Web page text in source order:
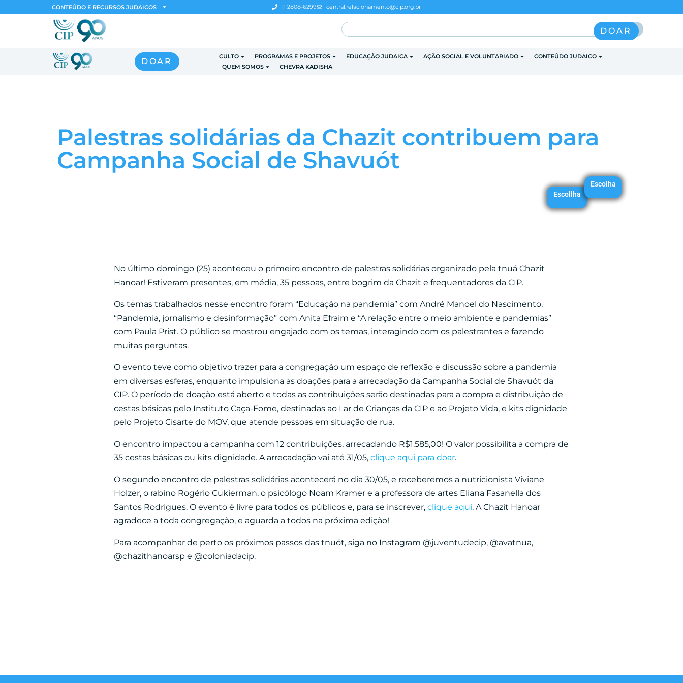
CONTEÚDO E RECURSOS JUDAICOS 11 2808-6299 central.relacionamento@cip.org.br
Pesquisar
DOAR
DOAR CULTO PROGRAMAS E PROJETOS EDUCAÇÃO JUDAICA AÇÃO SOCIAL E VOLUNTARIADO
CONTEÚDO JUDAICO
QUEM SOMOS
CHEVRA KADISHA
Palestras solidárias da Chazit contribuem para
Campanha Social de Shavuót
Escollha
Escolha
No último domingo (25) aconteceu o primeiro encontro de palestras solidárias organizado pela tnuá Chazit
Hanoar! Estiveram presentes, em média, 35 pessoas, entre bogrim da Chazit e frequentadores da CIP.
Os temas trabalhados nesse encontro foram “Educação na pandemia” com André Manoel do Nascimento,
“Pandemia, jornalismo e desinformação” com Anita Efraim e “A relação entre o meio ambiente e pandemias”
com Paula Prist. O público se mostrou engajado com os temas, interagindo com os palestrantes e fazendo
muitas perguntas.
O evento teve como objetivo trazer para a congregação um espaço de reflexão e discussão sobre a pandemia
em diversas esferas, enquanto impulsiona as doações para a arrecadação da Campanha Social de Shavuót da
CIP. O período de doação está aberto e todas as contribuições serão destinadas para a compra e distribuição de
cestas básicas pelo Instituto Caça-Fome, destinadas ao Lar de Crianças da CIP e ao Projeto Vida, e kits dignidade
pelo Projeto Cisarte do MOV, que atende pessoas em situação de rua.
O encontro impactou a campanha com 12 contribuições, arrecadando R$1.585,00! O valor possibilita a compra de
35 cestas básicas ou kits dignidade. A arrecadação vai até 31/05, clique aqui para doar.
O segundo encontro de palestras solidárias acontecerá no dia 30/05, e receberemos a nutricionista Viviane
Holzer, o rabino Rogério Cukierman, o psicólogo Noam Kramer e a professora de artes Eliana Fasanella dos
Santos Rodrigues. O evento é livre para todos os públicos e, para se inscrever, clique aqui. A Chazit Hanoar
agradece a toda congregação, e aguarda a todos na próxima edição!
Para acompanhar de perto os próximos passos das tnuót, siga no Instagram @juventudecip, @avatnua,
@chazithanoarsp e @coloniadacip.